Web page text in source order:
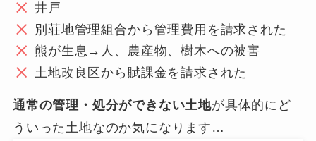
井戸
別荘地管理組合から管理費用を請求された
熊が生息→人、農産物、樹木への被害
土地改良区から賦課金を請求された
通常の管理・処分ができない土地が具体的にど
ういった土地なのか気になります…